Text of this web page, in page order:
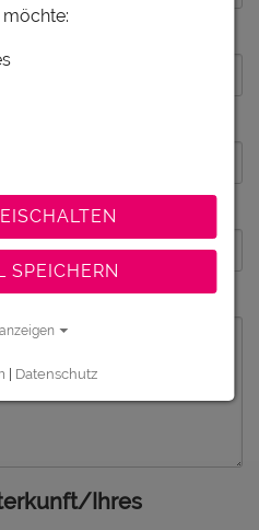
Ihres
SPEICHERN
| Datenschutz